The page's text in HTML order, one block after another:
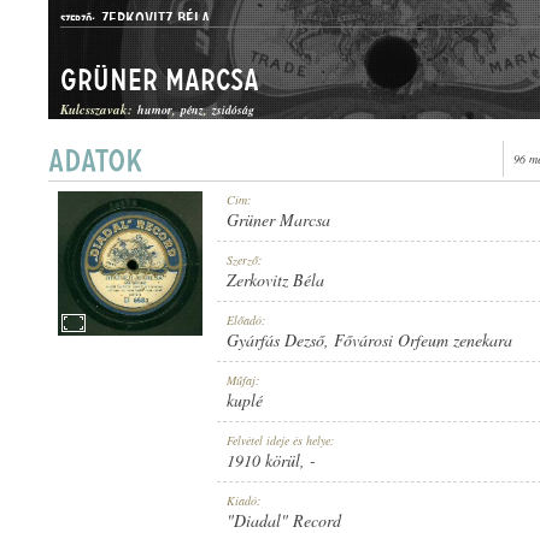
SZERZŐ: ZERKOVITZ BÉLA
KUPLÉ
Grüner Marcsa
Kulcsszavak: humor pénz zsidóság
96
Cím:
Grüner Marcsa
Szerző:
Zerkovitz Béla
Előadó:
Gyárfás Dezső, Fővárosi Orfeum zenekara
Műfaj:
kuplé
Felvétel ideje és helye:
1910 körül, -
Kiadó:
"Diadal" Record